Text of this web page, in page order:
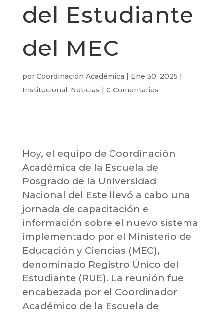
del Estudiante
del MEC
por Coordinación Académica | Ene 30, 2025 |
Institucional, Noticias | 0 Comentarios
Hoy, el equipo de Coordinación
Académica de la Escuela de
Posgrado de la Universidad
Nacional del Este llevó a cabo una
jornada de capacitación e
información sobre el nuevo sistema
implementado por el Ministerio de
Educación y Ciencias (MEC),
denominado Registro Único del
Estudiante (RUE). La reunión fue
encabezada por el Coordinador
Académico de la Escuela de